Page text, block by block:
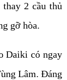
2 cầu thủ
gỡ hòa.
Daiki có ngay
Lâm. Đáng